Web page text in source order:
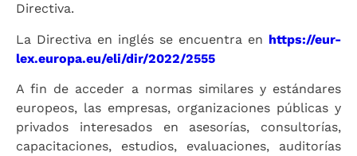
Directiva.
La Directiva en inglés se encuentra en https://eur-
lex.europa.eu/eli/dir/2022/2555
A fin de acceder a normas similares y estándares
europeos, las empresas, organizaciones públicas y
privados interesados en asesorías, consultorías,
capacitaciones, estudios, evaluaciones, auditorías